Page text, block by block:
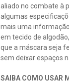
aliado no combate à
algumas
mais uma
em tecido de
que a máscara seja
sem deixar espaços
SAIBA COMO USAR